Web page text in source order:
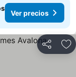
Ver precios
Compartir